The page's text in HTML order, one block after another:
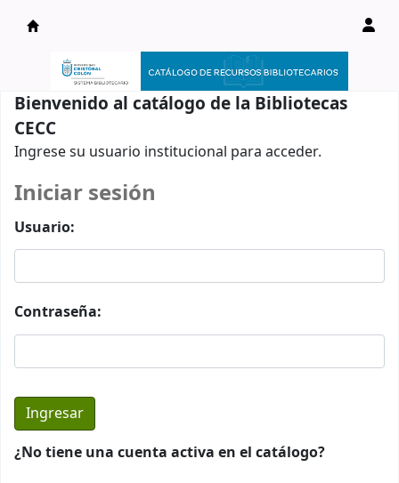
Catálogo en línea
Bienvenido al catálogo de la Bibliotecas
CECC
Ingrese su usuario institucional para acceder.
Iniciar sesión
Usuario:
Contraseña:
¿No tiene una cuenta activa en el catálogo?